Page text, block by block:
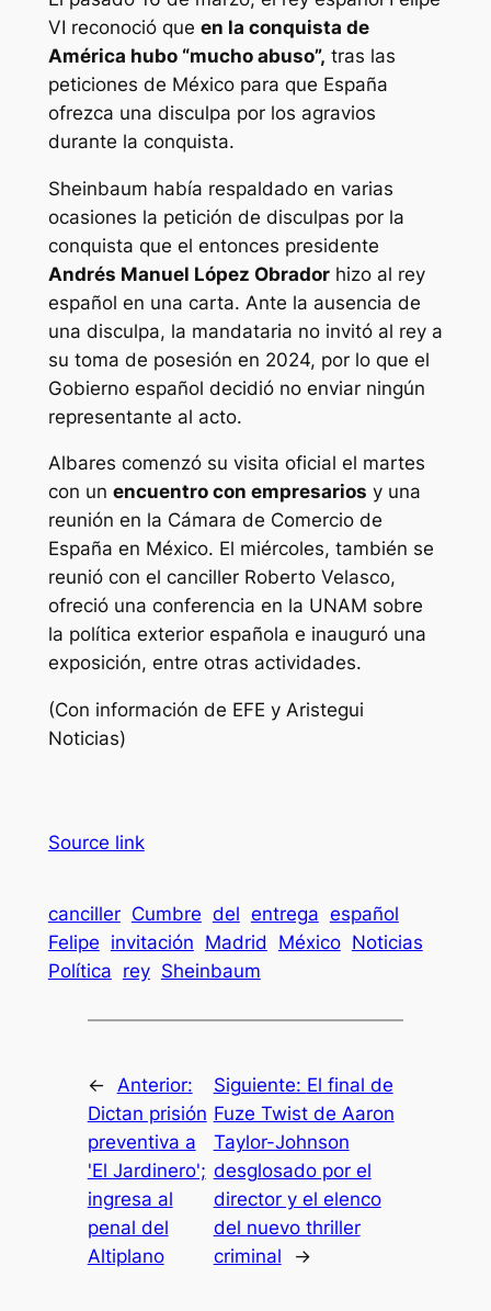
VI reconoció que en la conquista de
América hubo “mucho abuso”, tras las
peticiones de México para que España
ofrezca una disculpa por los agravios
durante la conquista.
Sheinbaum había respaldado en varias
ocasiones la petición de disculpas por la
conquista que el entonces presidente
Andrés Manuel López Obradorhizo al rey
español en una carta. Ante la ausencia de
una disculpa, la mandataria no invitó al rey a
su toma de posesión en 2024, por lo que el
Gobierno español decidió no enviar ningún
representante al acto.
Albares comenzó su visita oficial el martes
con un encuentro con empresarios y una
reunión en la Cámara de Comercio de
España en México. El miércoles, también se
reunió con el canciller Roberto Velasco,
ofreció una conferencia en la UNAM sobre
la política exterior española e inauguró una
exposición, entre otras actividades.
(Con información de EFE y Aristegui
Noticias)
Source link
canciller Cumbre del entrega español
Felipe invitación Madrid México Noticias
Política rey Sheinbaum
←
Anterior:
Dictan prisión
preventiva a
'El Jardinero';
ingresa al
penal del
Altiplano
Siguiente: El final de
Fuze Twist de Aaron
Taylor-Johnson
desglosado por el
director y el elenco
del nuevo thriller
criminal
→